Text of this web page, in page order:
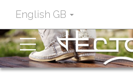
English GB
Toggle
navigation